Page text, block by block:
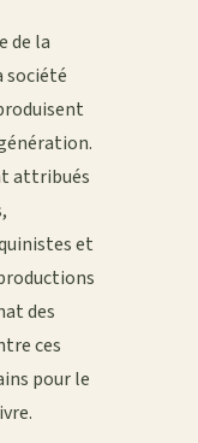
de la
société
attribués
et
des
ces
pour le